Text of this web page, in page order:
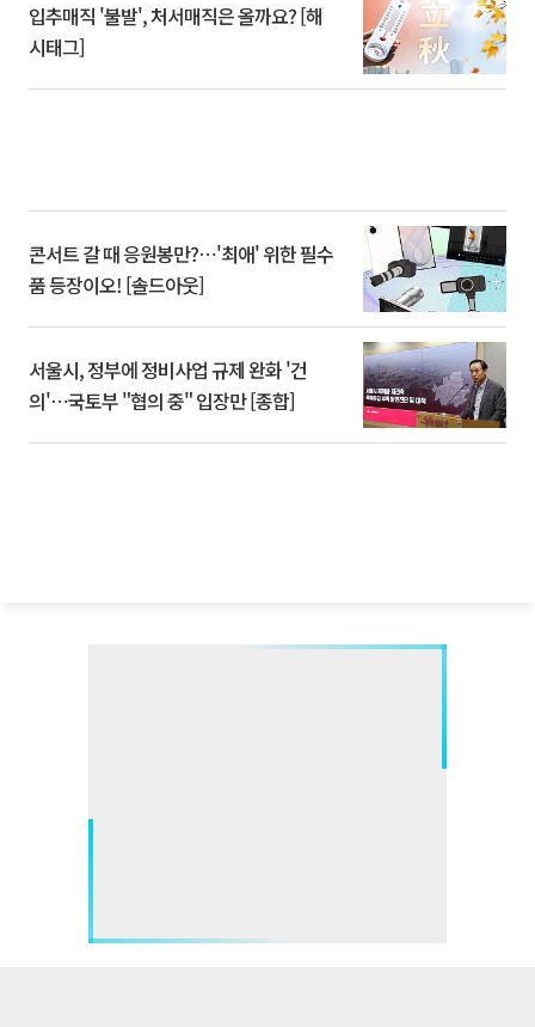
입추매직 '불발', 처서매직은 올까요? [해
시태그]
콘서트 갈 때 응원봉만?⋯'최애' 위한 필수
품 등장이오! [솔드아웃]
서울시, 정부에 정비사업 규제 완화 '건
의'⋯국토부 "협의 중" 입장만 [종합]